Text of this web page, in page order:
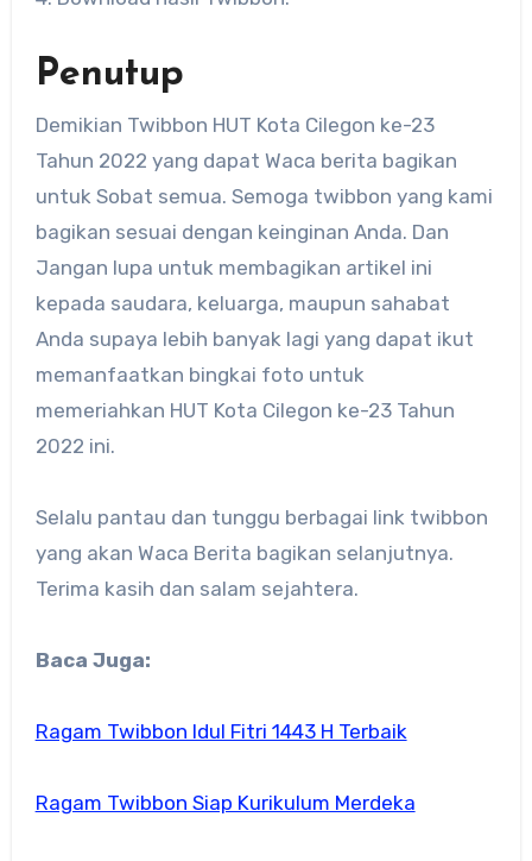
Penutup
Demikian Twibbon HUT Kota Cilegon ke-23
Tahun 2022 yang dapat Waca berita bagikan
untuk Sobat semua. Semoga twibbon yang kami
bagikan sesuai dengan keinginan Anda. Dan
Jangan lupa untuk membagikan artikel ini
kepada saudara, keluarga, maupun sahabat
Anda supaya lebih banyak lagi yang dapat ikut
memanfaatkan bingkai foto untuk
memeriahkan HUT Kota Cilegon ke-23 Tahun
2022 ini.
Selalu pantau dan tunggu berbagai link twibbon
yang akan Waca Berita bagikan selanjutnya.
Terima kasih dan salam sejahtera.
Baca Juga:
Ragam Twibbon Idul Fitri 1443 H Terbaik
Ragam Twibbon Siap Kurikulum Merdeka